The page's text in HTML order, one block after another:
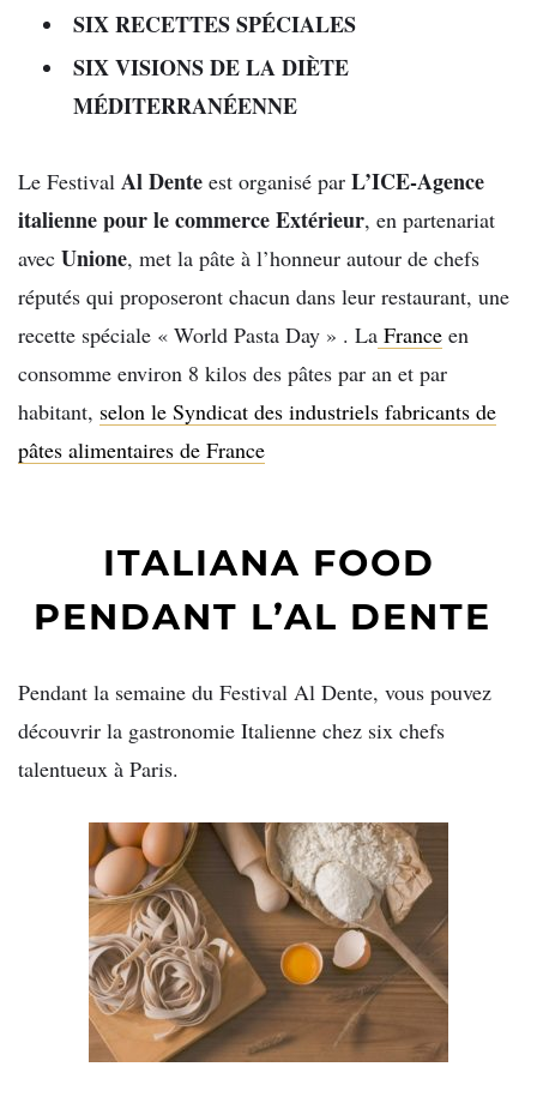
SIX RECETTES SPÉCIALES
SIX VISIONS DE LA DIÈTE
MÉDITERRANÉENNE
Le Festival Al Dente est organisé par L’ICE-Agence
italienne pour le commerceExtérieur, en partenariat
avec Unione, met la pâte à l’honneur autour de chefs
réputés qui proposeront chacun dans leur restaurant, une
recette spéciale « World Pasta Day » . La France en
consomme environ 8 kilos des pâtes par an et par
habitant, selon le Syndicat des industriels fabricants de
pâtes alimentaires de France
ITALIANA FOOD
PENDANT L’AL DENTE
Pendant la semaine du Festival Al Dente, vous pouvez
découvrir la gastronomie Italienne chez six chefs
talentueux à Paris.